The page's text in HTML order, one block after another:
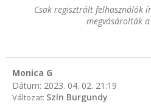
Csak regisztrált felhasználók
megvásárolták
Monica G
Dátum: 2023. 04. 02. 21:19
Változat: Szín Burgundy